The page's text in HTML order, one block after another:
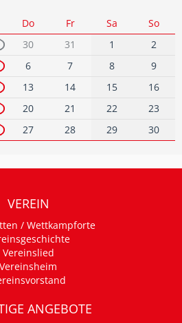
Do Fr Sa
So
30 31 1
2
6 7 8
9
13 14 15
16
20 21 22
23
27 28 29 30
VEREIN
/ Wettkampforte
Vereinslied
Vereinsheim
ANGEBOTE